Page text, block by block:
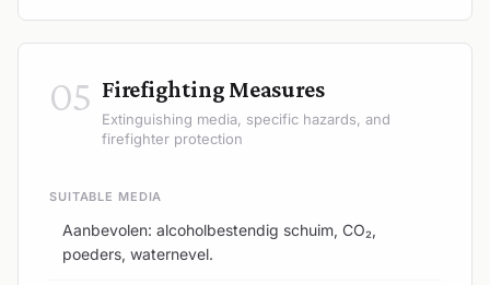
05 Firefighting Measures
Extinguishing media, specific hazards, and
firefighter protection
SUITABLE MEDIA
Aanbevolen: alcoholbestendig schuim, CO₂,
poeders, waternevel.